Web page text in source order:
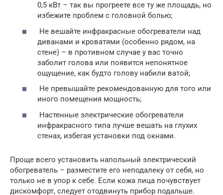
0,5 кВт – так вы прогреете все ту же площадь, но
избежите проблем с головной болью;
Не вешайте инфракрасные обогреватели над
диванами и кроватями (особенно рядом, на
стене) – в противном случае у вас точно
заболит голова или появится непонятное
ощущение, как будто голову набили ватой;
Не превышайте рекомендованную для того или
иного помещения мощность;
Настенные электрические обогреватели
инфракрасного типа лучше вешать на глухих
стенах, избегая установки под окнами.
Проще всего установить напольный электрический
обогреватель – разместите его неподалеку от себя, но
только не в упор к себе. Если кожа лица почувствует
дискомфорт, следует отодвинуть прибор подальше.